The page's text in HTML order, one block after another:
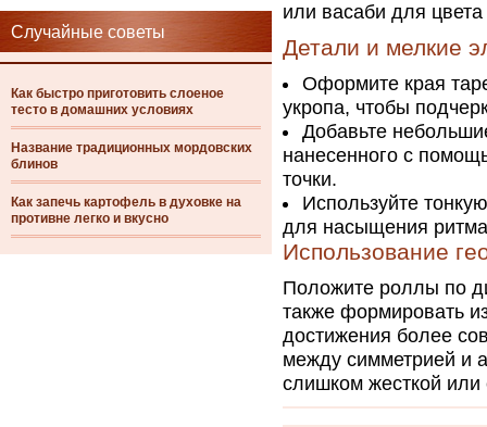
Случайные советы
Как быстро приготовить слоеное
тесто в домашних условиях
Название традиционных мордовских
блинов
Как запечь картофель в духовке на
противне легко и вкусно
или васаби для
Детали и мелкие
Оформите края
укропа, чтобы
Добавьте
нанесенного с
точки.
Используйте
для насыщения
Использование
Положите роллы по
также формировать
достижения более
между симметрией и
слишком жесткой или